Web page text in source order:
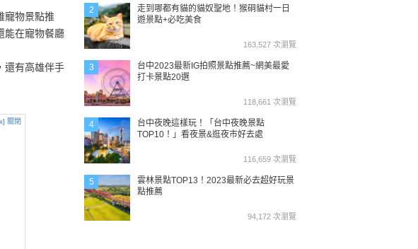
寵物景點推
能在寵物餐廳
還有高雄伴手
關閉
2
走到哪都有貓的貓奴聖地！猴硐貓村一日
遊景點+必吃美食
163,527 次瀏覽
3
台中2023最新IG拍照景點推薦~網美最愛
打卡景點20選
118,661 次瀏覽
4
台中夜晚這樣玩！「台中夜晚景點
TOP10！」看夜景&逛夜市好去處
116,659 次瀏覽
5
雲林景點TOP13！2023最新必去超好玩景
點推薦
94,172 次瀏覽